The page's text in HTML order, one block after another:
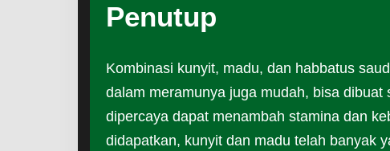
Penutup
Kombinasi kunyit, madu, dan habbatus
dalam meramunya juga mudah, bisa
dipercaya dapat menambah stamina dan
didapatkan, kunyit dan madu telah banyak